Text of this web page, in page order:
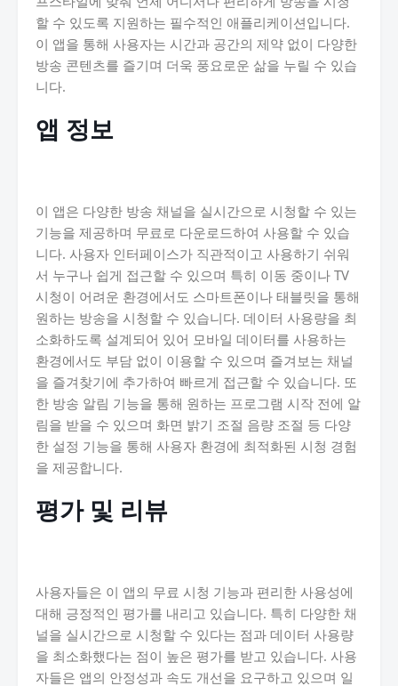
할 수 있도록 지원하는 필수적인 애플리케이션입니다.
이 앱을 통해 사용자는 시간과 공간의 제약 없이 다양한
방송 콘텐츠를 즐기며 더욱 풍요로운 삶을 누릴 수 있습
니다.
앱 정보
이 앱은 다양한 방송 채널을 실시간으로 시청할 수 있는
기능을 제공하며 무료로 다운로드하여 사용할 수 있습
니다. 사용자 인터페이스가 직관적이고 사용하기 쉬워
서 누구나 쉽게 접근할 수 있으며 특히 이동 중이나 TV
시청이 어려운 환경에서도 스마트폰이나 태블릿을 통해
원하는 방송을 시청할 수 있습니다. 데이터 사용량을 최
소화하도록 설계되어 있어 모바일 데이터를 사용하는
환경에서도 부담 없이 이용할 수 있으며 즐겨보는 채널
을 즐겨찾기에 추가하여 빠르게 접근할 수 있습니다. 또
한 방송 알림 기능을 통해 원하는 프로그램 시작 전에 알
림을 받을 수 있으며 화면 밝기 조절 음량 조절 등 다양
한 설정 기능을 통해 사용자 환경에 최적화된 시청 경험
을 제공합니다.
평가 및 리뷰
사용자들은 이 앱의 무료 시청 기능과 편리한 사용성에
대해 긍정적인 평가를 내리고 있습니다. 특히 다양한 채
널을 실시간으로 시청할 수 있다는 점과 데이터 사용량
을 최소화했다는 점이 높은 평가를 받고 있습니다. 사용
자들은 앱의 안정성과 속도 개선을 요구하고 있으며 일